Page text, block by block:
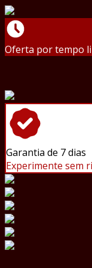
Oferta por tempo
Garantia de 7 dias
Experimente sem